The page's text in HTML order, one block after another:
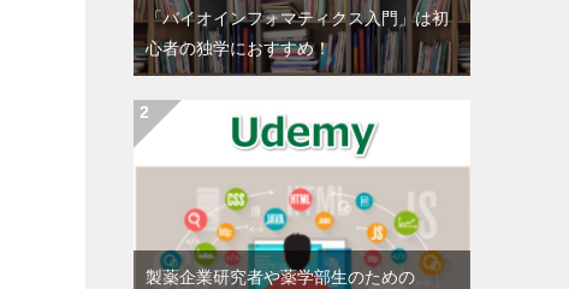
「バイオインフォマティクス入門」は初
心者の独学におすすめ！
製薬企業研究者や薬学部生のための